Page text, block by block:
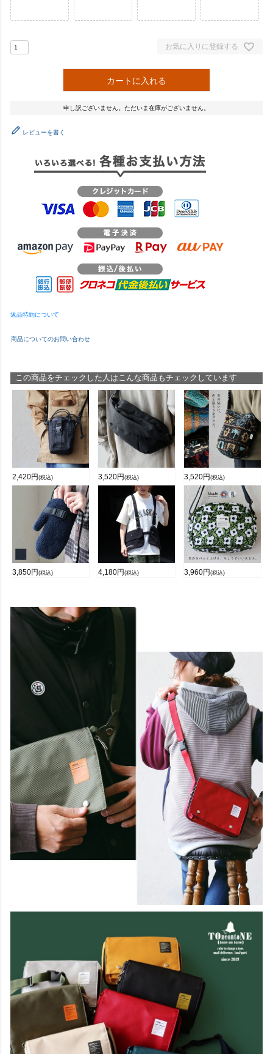
お気に入りに登録する
カートに入れる
申し訳ございません。ただいま在庫がございません。
レビューを書く
返品特約について
商品についてのお問い合わせ
この商品をチェックした人はこんな商品もチェックしています
2,420円(税込) 3,520円(税込) 3,520円(税込)
3,850円(税込) 4,180円(税込) 3,960円(税込)